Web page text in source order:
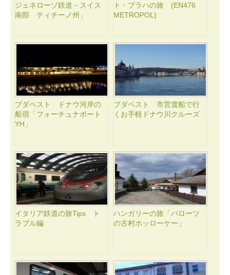
ジェネローゾ鉄道－スイス
南部 ティチーノ州」
ト・プラハの旅 (EN476
METROPOL)
ブダペスト ドナウ河岸の
船宿「フォーチュナボート
YH」
ブダペスト 市営渡船で行
くお手軽ドナウ川クルーズ
イタリア鉄道の旅Tips ト
ラブル編
ハンガリーの旅「パローツ
の古村ホッローケー」